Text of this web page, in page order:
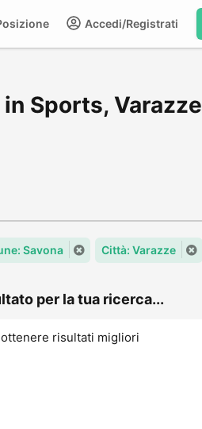
Accedi/Registrati
Sports, Varazze
Savona Città: Varazze
per la tua ricerca...
risultati migliori